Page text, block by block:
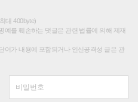
대 400byte)
예를 훼손하는 댓글은 관련 법률에 의해 제재
어가 내용에 포함되거나 인신공격성 글은 관